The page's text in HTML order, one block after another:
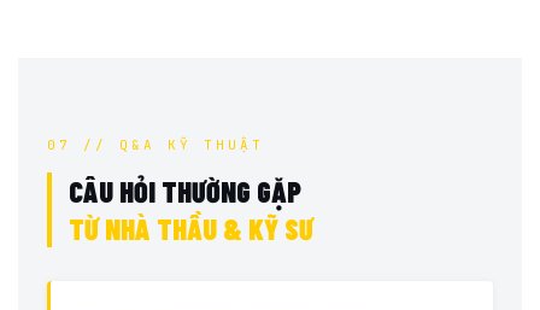
07 // Q&A KỸ THUẬT
CÂU HỎI THƯỜNG GẶP
TỪ NHÀ THẦU & KỸ SƯ